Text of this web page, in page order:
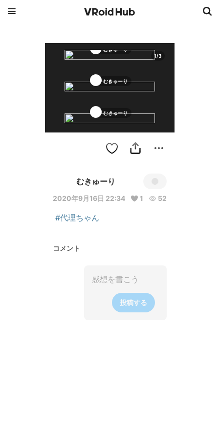
1/3
むきゅーり
むきゅーり
むきゅーり
むきゅーり
2020年9月16日 22:34 1 52
#代理ちゃん
コメント
投稿する